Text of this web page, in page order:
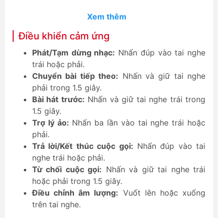
Xem thêm
Điều khiển cảm ứng
Phát/Tạm dừng nhạc: Nhấn đúp vào tai nghe
trái hoặc phải.
Chuyển bài tiếp theo: Nhấn và giữ tai nghe
phải trong 1.5 giây.
Bài hát trước: Nhấn và giữ tai nghe trái trong
1.5 giây.
Trợ lý ảo: Nhấn ba lần vào tai nghe trái hoặc
phải.
Trả lời/Kết thúc cuộc gọi: Nhấn đúp vào tai
nghe trái hoặc phải.
Từ chối cuộc gọi: Nhấn và giữ tai nghe trái
hoặc phải trong 1.5 giây.
Điều chỉnh âm lượng: Vuốt lên hoặc xuống
trên tai nghe.